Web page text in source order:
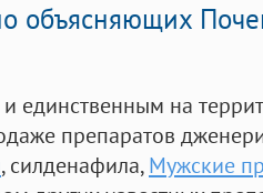
объясняющих
единственным на
препаратов
, силденафила, Мужские